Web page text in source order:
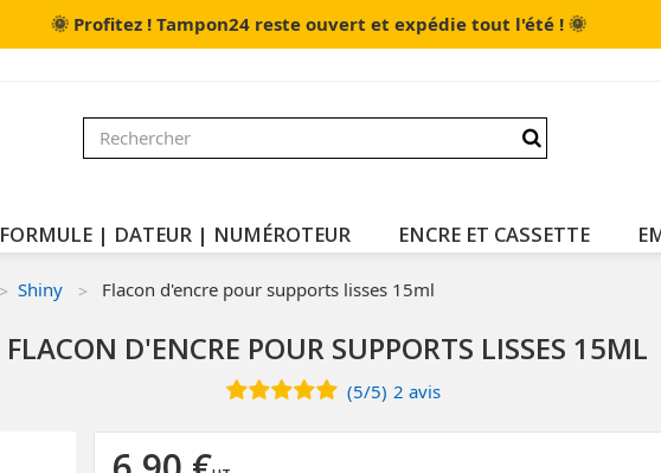
🌞 Profitez ! Tampon24 reste ouvert et expédie tout l'été ! 🌞
FORMULE | DATEUR | NUMÉROTEUR ENCRE ET CASSETTE
Shiny Flacon d'encre pour supports lisses 15ml
FLACON D'ENCRE POUR SUPPORTS LISSES 15ML
(5/5) 2 avis